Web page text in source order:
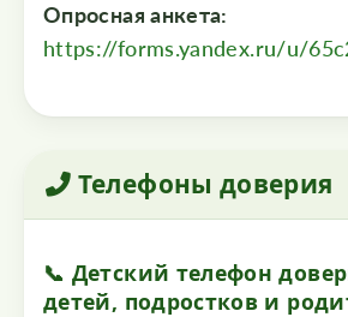
Опросная анкета:
https://forms.yandex.ru/u/
Телефоны доверия
📞 Детский телефон
детей, подростков и